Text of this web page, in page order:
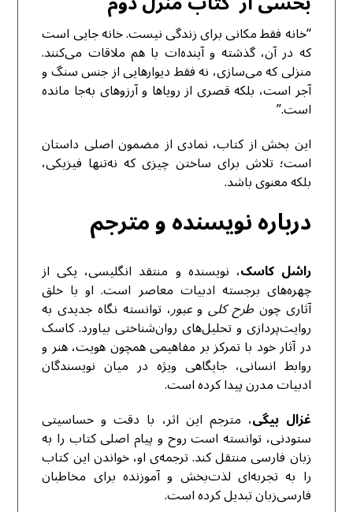
“خانه فقط مکانی برای زندگی نیست. خانه جایی است
که در آن، گذشته و آینده‌ات با هم ملاقات می‌کنند.
منزلی که می‌سازی، نه فقط دیوارهایی از جنس سنگ و
آجر است، بلکه قصری از رویاها و آرزوهای به‌جا مانده
است.”
این بخش از کتاب، نمادی از مضمون اصلی داستان
است؛ تلاش برای ساختن چیزی که نه‌تنها فیزیکی،
بلکه معنوی باشد.
درباره نویسنده و مترجم
راشل کاسک، نویسنده و منتقد انگلیسی، یکی از
چهره‌های برجسته ادبیات معاصر است. او با خلق
آثاری چون طرح کلیوعبور، توانسته نگاه جدیدی به
روایت‌پردازی و تحلیل‌های روان‌شناختی بیاورد. کاسک
در آثار خود با تمرکز بر مفاهیمی همچون هویت، هنر و
روابط انسانی، جایگاهی ویژه در میان نویسندگان
ادبیات مدرن پیدا کرده است.
غزال بیگی، مترجم این اثر، با دقت و حساسیتی
ستودنی، توانسته است روح و پیام اصلی کتاب را به
زبان فارسی منتقل کند. ترجمه‌ی او، خواندن این کتاب
را به تجربه‌ای لذت‌بخش و آموزنده برای مخاطبان
فارسی‌زبان تبدیل کرده است.